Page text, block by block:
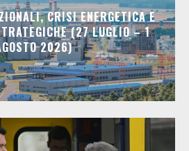
CRISI ENERGETICA E
(27 LUGLIO – 1
2026)